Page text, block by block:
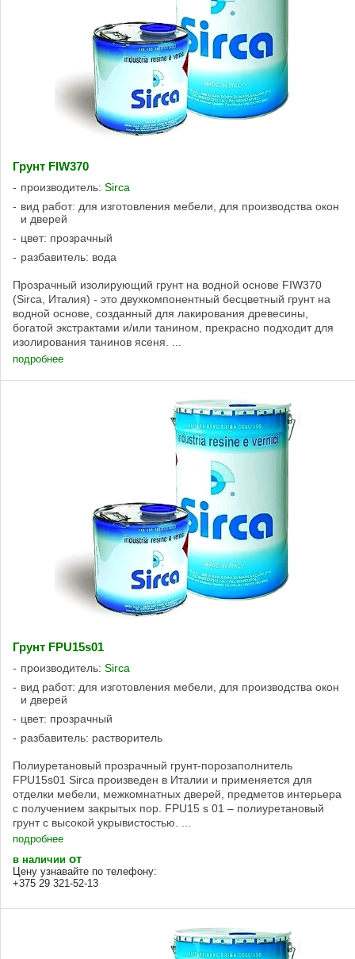
Грунт FIW370
производитель: Sirca
вид работ: для изготовления мебели, для производства окон
и дверей
цвет: прозрачный
разбавитель: вода
Прозрачный изолирующий грунт на водной основе FIW370
(Sirca, Италия) - это двухкомпонентный бесцветный грунт на
водной основе, созданный для лакирования древесины,
богатой экстрактами и/или танином, прекрасно подходит для
изолирования танинов ясеня. ...
подробнее
Грунт FPU15s01
производитель: Sirca
вид работ: для изготовления мебели, для производства окон
и дверей
цвет: прозрачный
разбавитель: растворитель
Полиуретановый прозрачный грунт-порозаполнитель
FPU15s01 Sirca произведен в Италии и применяется для
отделки мебели, межкомнатных дверей, предметов интерьера
с получением закрытых пор. FPU15 s 01 – полиуретановый
грунт с высокой укрывистостью. ...
подробнее
в наличии от
Цену узнавайте по телефону:
+375 29 321-52-13